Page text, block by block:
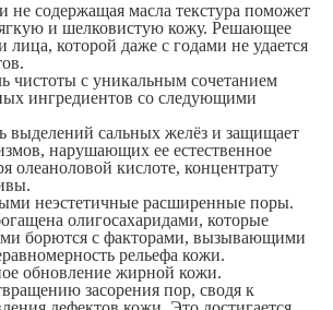
не содержащая масла текстура поможет
и шелковистую кожу. Решающее
лица, которой даже с годами не удается
чистоты с уникальным сочетанием
ингредиентов со следующими
выделений сальных желёз и защищает
нарушающих ее естественное
олеаноловой кислоте, концентрату
неэстетичные расширенные поры.
олигосахаридами, которые
борются с факторами, вызывающими
рельефа кожи.
обновление жирной кожи.
засорения пор, сводя к